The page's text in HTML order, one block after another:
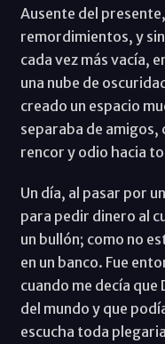
Ausente del
remordimientos, y
cada vez más vacía,
una nube de
creado un espacio
separaba de
rencor y odio hacia
Un día, al pasar por
para pedir dinero al
un bullón; como no
en un banco. Fue
cuando me decía que
del mundo y que
escucha toda